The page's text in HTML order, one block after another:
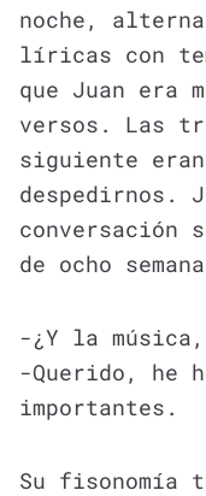
noche,
líricas con
que Juan era
versos. Las
siguiente
despedirnos.
conversación
de ocho
-¿Y la música,
-Querido, he
importantes.
Su fisonomía